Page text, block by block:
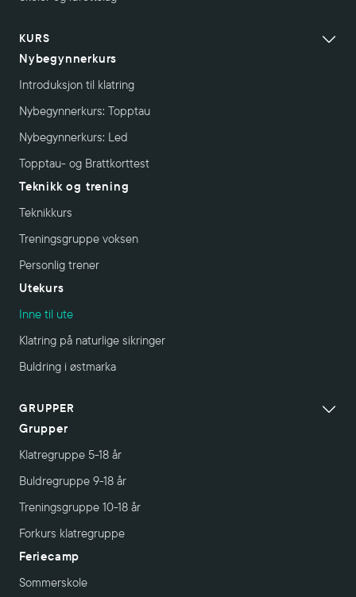
KURS
Nybegynnerkurs
Introduksjon til klatring
Nybegynnerkurs: Topptau
Nybegynnerkurs: Led
Topptau- og Brattkorttest
Teknikk og trening
Teknikkurs
Treningsgruppe voksen
Personlig trener
Utekurs
Inne til ute
Klatring på naturlige sikringer
Buldring i østmarka
GRUPPER
Grupper
Klatregruppe 5-18 år
Buldregruppe 9-18 år
Treningsgruppe 10-18 år
Forkurs klatregruppe
Feriecamp
Sommerskole